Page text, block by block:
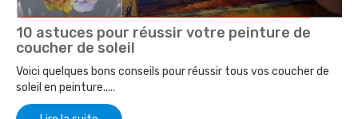
10 astuces pour réussir votre peinture de
coucher de soleil
Voici quelques bons conseils pour réussir tous vos coucher de
soleil en peinture.....